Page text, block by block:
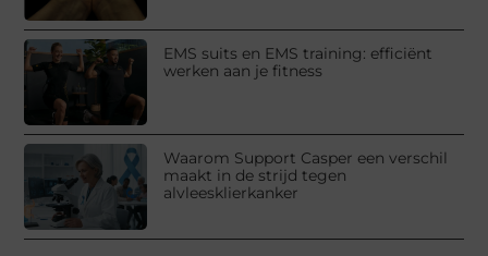
EMS suits en EMS training: efficiënt
werken aan je fitness
Waarom Support Casper een verschil
maakt in de strijd tegen
alvleesklierkanker